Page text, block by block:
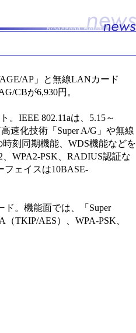
AP」と無線LANカード
CBが6,930円。
IEEE 802.11aは、5.15～
速化技術「Super A/G」や無線
時刻同期機能、WDS機能などを
WPA2-PSK、RADIUS認証な
フェイスは10BASE-
ド。機能面では、「Super
TKIP/AES）、WPA-PSK、